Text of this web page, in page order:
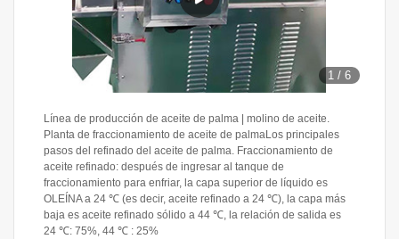
1 /6
Línea de producción de aceite de palma | molino de aceite.
Planta de fraccionamiento de aceite de palmaLos principales
pasos del refinado del aceite de palma. Fraccionamiento de
aceite refinado: después de ingresar al tanque de
fraccionamiento para enfriar, la capa superior de líquido es
OLEÍNA a 24 ℃ (es decir, aceite refinado a 24 ℃), la capa más
baja es aceite refinado sólido a 44 ℃, la relación de salida es
24 ℃: 75%, 44 ℃ : 25%